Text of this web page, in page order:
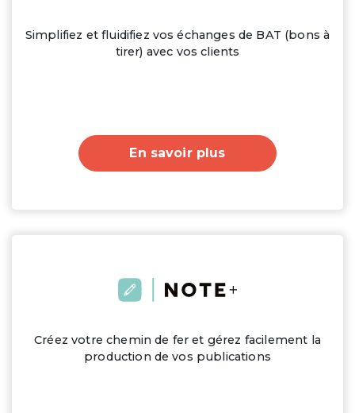
Simplifiez et fluidifiez vos échanges de BAT (bons à
tirer) avec vos clients
En savoir plus
Créez votre chemin de fer et gérez facilement la
production de vos publications